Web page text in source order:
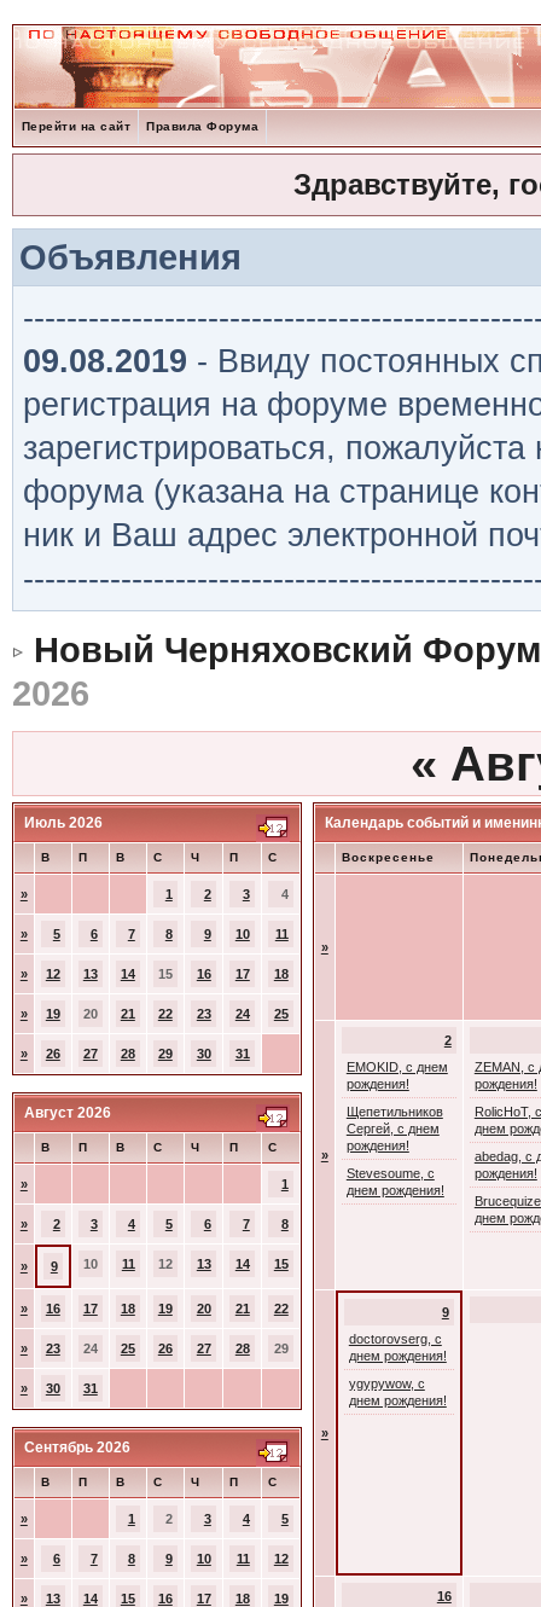
Перейти на сайт Правила Форума
Здравствуйте,
Объявления
09.08.2019 - Ввиду постоянных
регистрация на форуме
зарегистрироваться,
форума (указана на странице
ник и Ваш адрес электронной
Новый Черняховский Форум
2026
«
Июль 2026
В П В С Ч П С
» 1 2 3 4
» 5 6 7 8 9 10 11
» 12 13 14 15 16 17 18
» 19 20 21 22 23 24 25
» 26 27 28 29 30 31
Август 2026
В П В С Ч П С
» 1
» 2 3 4 5 6 7 8
» 9 10 11 12 13 14 15
» 16 17 18 19 20 21 22
» 23 24 25 26 27 28 29
» 30 31
Сентябрь 2026
В П В С Ч П С
» 1 2 3 4 5
» 6 7 8 9 10 11 12
» 13 14 15 16 17 18 19
Календарь событий и
Воскресенье
»
»
2
EMOKID, с днем
рождения!
Щепетильников
Сергей, с днем
рождения!
Stevesoume, с
днем рождения!
ZEMAN, с
рождения!
RolicHoT, с
днем
abedag, с
рождения!
днем
»
9
doctorovserg, с
днем рождения!
ygypywow, с
днем рождения!
16